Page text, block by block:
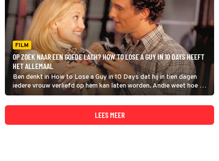
FILM
OP ZOEK NAAR EEN GOEDE LACH? HOW TO LOSE A GUY IN 10 DAYS HEEFT
HET ALLEMAAL
Ben denkt in How to Lose a Guy in 10 Days dat hij in tien dagen
iedere vrouw verliefd op hem kan laten worden. Andie weet hoe ze
in tien dagen tijd iedere man kan dumpen. Wat gebeurt er als ze hun
ideeën op elkaar gaan uitproberen?
LEES MEER